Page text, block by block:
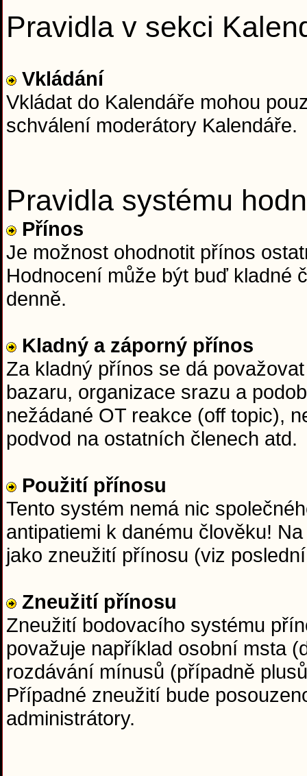
Pravidla v sekci
Vkládání
Vkládat do Kalendáře mohou
schválení moderátory Kalendáře.
Pravidla systému
Přínos
Je možnost ohodnotit přínos
Hodnocení může být buď kladné
denně.
Kladný a záporný přínos
Za kladný přínos se dá
bazaru, organizace srazu a
nežádané OT reakce (off topic),
podvod na ostatních členech atd.
Použití přínosu
Tento systém nemá nic
antipatiemi k danému člověku!
jako zneužití přínosu (viz
Zneužití přínosu
Zneužití bodovacího systému
považuje například osobní msta
rozdávání mínusů (případně
Případné zneužití bude
administrátory.